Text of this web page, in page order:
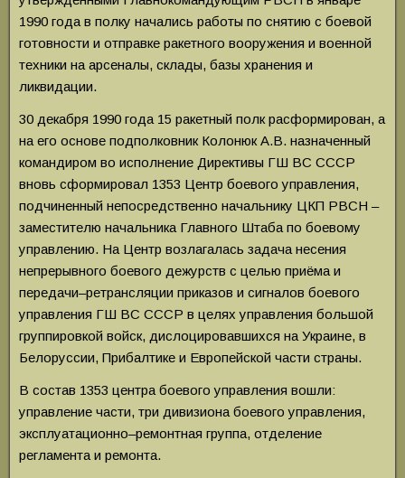
1990 года в полку начались работы по снятию с боевой
готовности и отправке ракетного вооружения и военной
техники на арсеналы, склады, базы хранения и
ликвидации.
30 декабря 1990 года 15 ракетный полк расформирован, а
на его основе подполковник Колонюк А.В. назначенный
командиром во исполнение Директивы ГШ ВС СССР
вновь сформировал 1353 Центр боевого управления,
подчиненный непосредственно начальнику ЦКП РВСН –
заместителю начальника Главного Штаба по боевому
управлению. На Центр возлагалась задача несения
непрерывного боевого дежурств с целью приёма и
передачи–ретрансляции приказов и сигналов боевого
управления ГШ ВС СССР в целях управления большой
группировкой войск, дислоцировавшихся на Украине, в
Белоруссии, Прибалтике и Европейской части страны.
В состав 1353 центра боевого управления вошли:
управление части, три дивизиона боевого управления,
эксплуатационно–ремонтная группа, отделение
регламента и ремонта.